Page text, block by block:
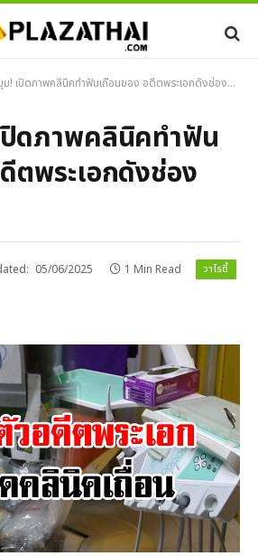
! เปิดภาพคลินิคทำฟันเถื่อนของ อดีตพระเอกดังช่องมากสี
ดภาพคลินิคทำฟัน
ตพระเอกดังช่อง
05/06/2025 1 Min Read วาไรตี้